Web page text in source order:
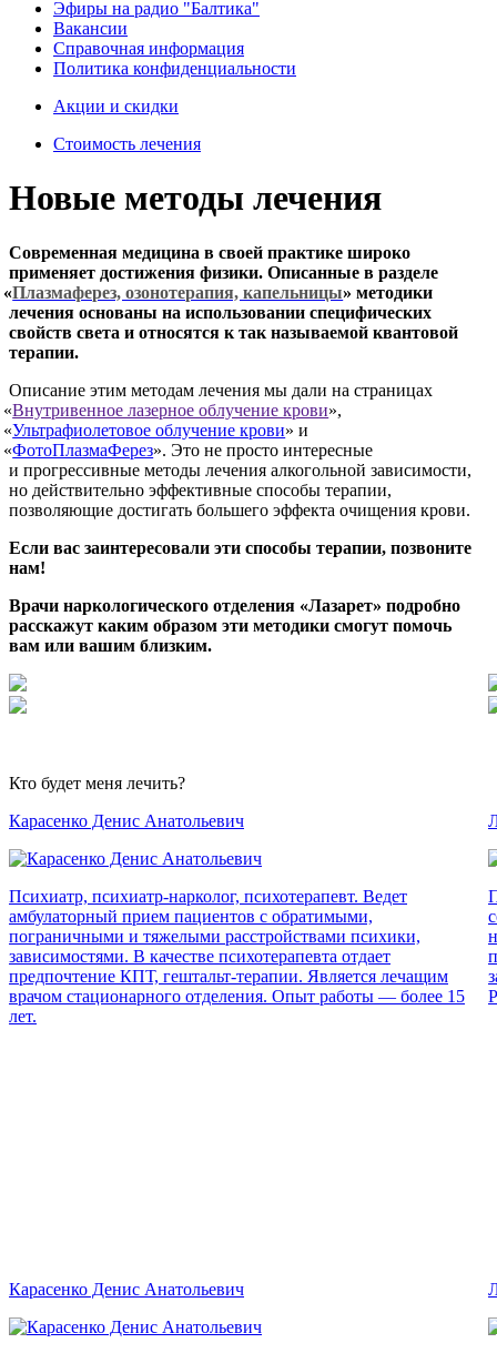
Эфиры на радио "Балтика"
Вакансии
Справочная информация
Политика конфиденциальности
Акции и скидки
Стоимость лечения
Новые методы лечения
Современная медицина в своей практике широко
применяет достижения физики. Описанные в разделе
«Плазмаферез, озонотерапия, капельницы» методики
лечения основаны на использовании специфических
свойств света и относятся к так называемой квантовой
терапии.
Описание этим методам лечения мы дали на страницах
«Внутривенное лазерное облучение крови»,
«Ультрафиолетовое облучение крови» и
«ФотоПлазмаФерез». Это не просто интересные
и прогрессивные методы лечения алкогольной зависимости,
но действительно эффективные способы терапии,
позволяющие достигать большего эффекта очищения крови.
Если вас заинтересовали эти способы терапии, позвоните
нам!
Врачи наркологического отделения «Лазарет» подробно
расскажут каким образом эти методики смогут помочь
вам или вашим близким.
Кто будет меня лечить?
Карасенко Денис Анатольевич
Психиатр, психиатр-нарколог, психотерапевт. Ведет
амбулаторный прием пациентов с обратимыми,
пограничными и тяжелыми расстройствами психики,
зависимостями. В качестве психотерапевта отдает
предпочтение КПТ, гештальт-терапии. Является лечащим
врачом стационарного отделения. Опыт работы — более 15
лет.
Карасенко Денис Анатольевич